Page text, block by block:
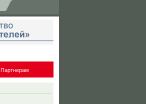
Партнерам